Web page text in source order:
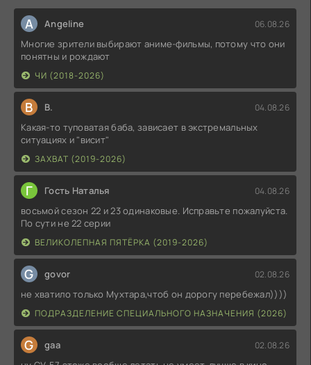
A Angeline 06.08.26
Многие зрители выбирают аниме-фильмы, потому что они
понятны и рождают
ЧИ (2018-2026)
В В. 04.08.26
Какая-то туповатая баба, зависает в экстремальных
ситуациях и "висит"
ЗАХВАТ (2019-2026)
Г Гость Наталья 04.08.26
восьмой сезон 22 и 23 одинаковые. Исправьте пожалуйста.
По сути не 22 серии
ВЕЛИКОЛЕПНАЯ ПЯТЁРКА (2019-2026)
G govor 02.08.26
не хватило только Мухтара,чтоб он дорогу перебежал))))
ПОДРАЗДЕЛЕНИЕ СПЕЦИАЛЬНОГО НАЗНАЧЕНИЯ (2026)
G gaa 02.08.26